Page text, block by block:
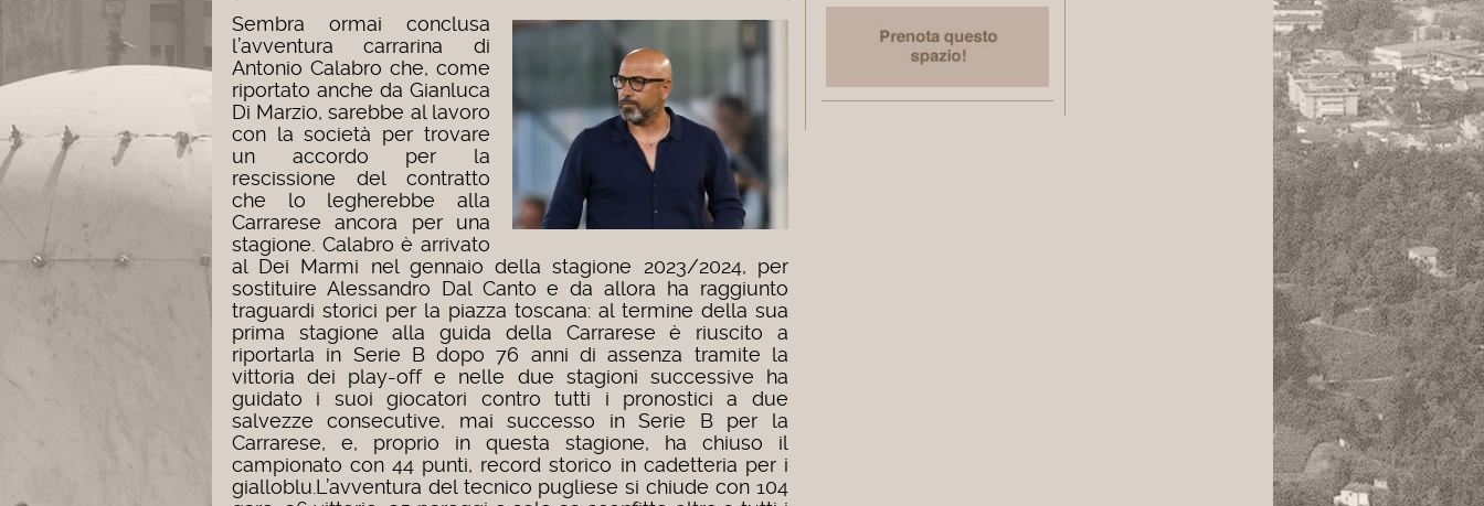
Sembra ormai conclusa
l’avventura carrarina di
Antonio Calabro che, come
riportato anche da Gianluca
Di Marzio, sarebbe al lavoro
con la società per trovare
un accordo per la
rescissione del contratto
che lo legherebbe alla
Carrarese ancora per una
stagione. Calabro è arrivato
al Dei Marmi nel gennaio della stagione 2023/2024, per
sostituire Alessandro Dal Canto e da allora ha raggiunto
traguardi storici per la piazza toscana: al termine della sua
prima stagione alla guida della Carrarese è riuscito a
riportarla in Serie B dopo 76 anni di assenza tramite la
vittoria dei play-off e nelle due stagioni successive ha
guidato i suoi giocatori contro tutti i pronostici a due
salvezze consecutive, mai successo in Serie B per la
Carrarese, e, proprio in questa stagione, ha chiuso il
campionato con 44 punti, record storico in cadetteria per i
gialloblu. L’avventura del tecnico pugliese si chiude con 104